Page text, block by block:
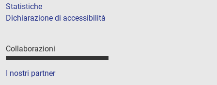
Statistiche
Dichiarazione di accessibilità
Collaborazioni
I nostri partner